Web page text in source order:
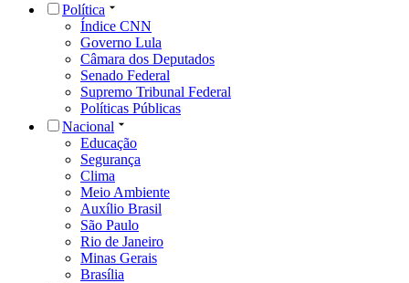
Política
Índice CNN
Governo Lula
Câmara dos Deputados
Senado Federal
Supremo Tribunal Federal
Políticas Públicas
Nacional
Educação
Segurança
Clima
Meio Ambiente
Auxílio Brasil
São Paulo
Rio de Janeiro
Minas Gerais
Brasília